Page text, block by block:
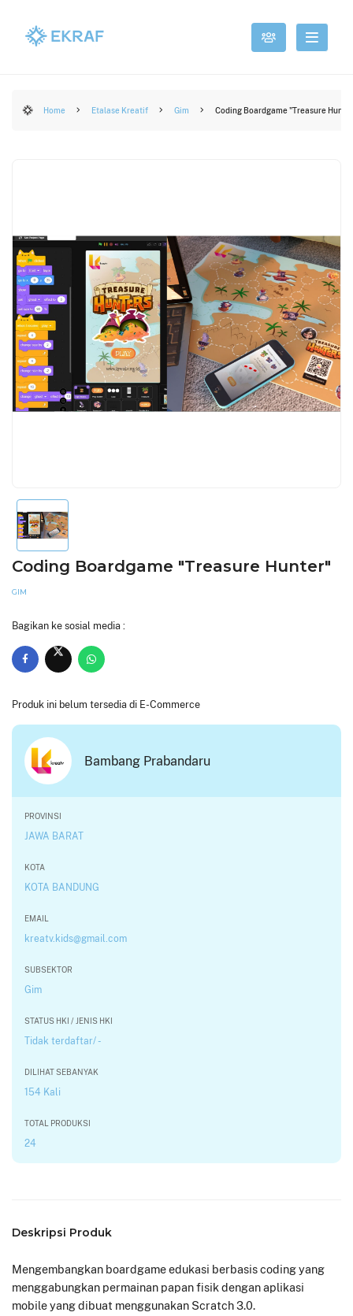
Home Etalase Kreatif Gim Coding Boardgame "Treasure
Coding Boardgame "Treasure Hunter"
GIM
Bagikan ke sosial media :
Produk ini belum tersedia di E-Commerce
Bambang Prabandaru
PROVINSI
JAWA BARAT
KOTA
KOTA BANDUNG
EMAIL
kreatv.kids@gmail.com
SUBSEKTOR
Gim
STATUS HKI / JENIS HKI
Tidak terdaftar/ -
DILIHAT SEBANYAK
154 Kali
TOTAL PRODUKSI
24
Deskripsi Produk
Mengembangkan boardgame edukasi berbasis coding yang
menggabungkan permainan papan fisik dengan aplikasi
mobile yang dibuat menggunakan Scratch 3.0.